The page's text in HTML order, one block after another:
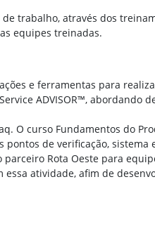
trabalho, através dos
equipes treinadas.
e ferramentas para
ADVISOR™, abordando
O curso Fundamentos do
pontos de verificação,
Rota Oeste para
atividade, afim de